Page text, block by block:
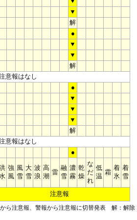
▼
解
●
▼
▼
解
意報はなし
●
▼
▼
▼
解
意報はなし
●
強
風
風
雪
大
雪
波
浪
高
潮
雷
融
雪
濃
霧
乾
燥
な
だ
れ
低
温
霜
着
氷
着
雪
注意報
ら注意報、警報から注意報に切替発表 解：解除